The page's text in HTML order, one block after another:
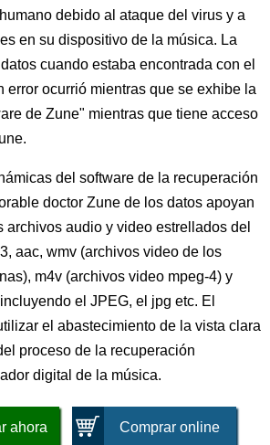
debido al ataque del virus y a
en su dispositivo de la música. La
cuando estaba encontrada con el
error ocurrió mientras que se exhibe la
de Zune" mientras que tiene acceso
del software de la recuperación
doctor Zune de los datos apoyan
archivos audio y video estrellados del
aac, wmv (archivos video de los
m4v (archivos video mpeg-4) y
el JPEG, el jpg etc. El
el abastecimiento de la vista clara
proceso de la recuperación
digital de la música.
ahora Comprar online